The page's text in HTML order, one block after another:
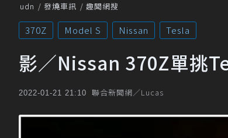
udn 發燒車訊 趣聞網搜
370Z Model S Nissan Tesla
影／Nissan 370Z單挑
2022-01-21 21:10 聯合新聞網／Lucas